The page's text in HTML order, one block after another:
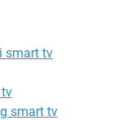
smart tv
smart tv